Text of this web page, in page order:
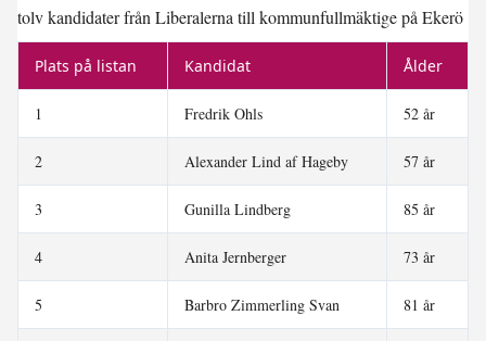
tolv kandidater från Liberalerna till kommunfullmäktige på Ekerö
Plats på listan Kandidat Ålder
1 Fredrik Ohls 52 år
2 Alexander Lind af Hageby 57 år
3 Gunilla Lindberg 85 år
4 Anita Jernberger 73 år
5 Barbro Zimmerling Svan 81 år